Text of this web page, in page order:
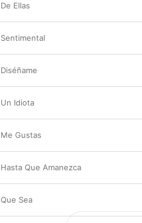
De Ellas
Sentimental
Diséñame
Un Idiota
Me Gustas
Hasta Que Amanezca
Que Sea